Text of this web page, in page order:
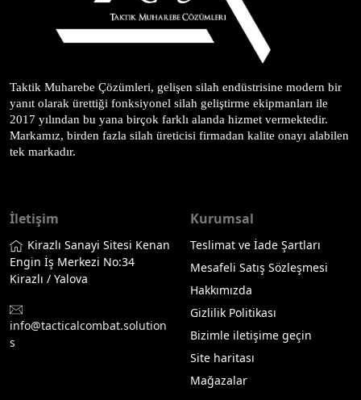
Taktik Muharebe Çözümleri, gelişen silah endüstrisine modern bir
yanıt olarak ürettiği fonksiyonel silah geliştirme ekipmanları ile
2017 yılından bu yana birçok farklı alanda hizmet vermektedir.
Markamız, birden fazla silah üreticisi firmadan kalite onayı alabilen
tek markadır.
İletişim
Kirazlı Sanayi Sitesi Kenan
Engin İş Merkezi No:34
Kirazlı / Yalova
info@tacticalcombat.solution
s
Kurumsal
Teslimat ve İade Şartları
Mesafeli Satış Sözleşmesi
Hakkımızda
Gizlilik Politikası
Bizimle iletişime geçin
Site haritası
Mağazalar